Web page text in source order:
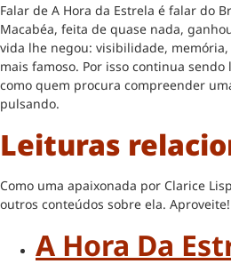
Falar de A Hora da Estrela é falar do
Macabéa, feita de quase nada,
vida lhe negou: visibilidade, memória,
mais famoso. Por isso continua
como quem procura compreender
pulsando.
Leituras
Como uma apaixonada por Clarice
outros conteúdos sobre ela. Aproveite!
A Hora Da